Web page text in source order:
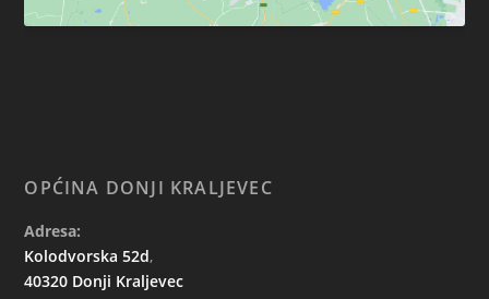
OPĆINA DONJI KRALJEVEC
Adresa:
Kolodvorska 52d,
40320 Donji Kraljevec